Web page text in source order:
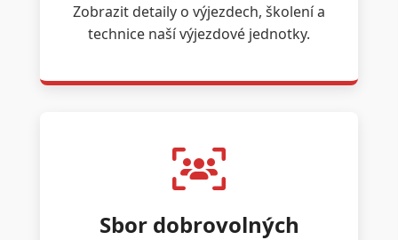
Zobrazit detaily o výjezdech, školení a
technice naší výjezdové jednotky.
Sbor dobrovolných